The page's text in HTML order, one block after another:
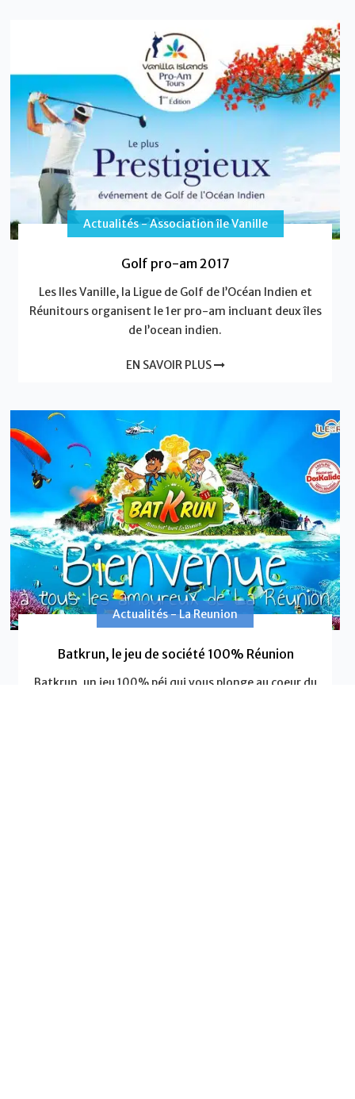
Actualités - Association île Vanille
Golf pro-am 2017
Les Iles Vanille, la Ligue de Golf de l’Océan Indien et
Réunitours organisent le 1er pro-am incluant deux îles
de l’ocean indien.
EN SAVOIR PLUS
Actualités - La Reunion
Batkrun, le jeu de société 100% Réunion
Batkrun, un jeu 100% péi qui vous plonge au coeur du